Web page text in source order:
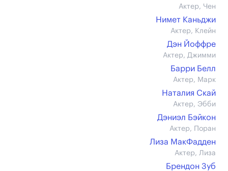
Актер, Чен
Нимет Каньджи
Актер, Клейн
Дэн Йоффре
Актер, Джимми
Барри Белл
Актер, Марк
Наталия Скай
Актер, Эбби
Дэниэл Бэйкон
Актер, Поран
Лиза МакФадден
Актер, Лиза
Брендон Зуб